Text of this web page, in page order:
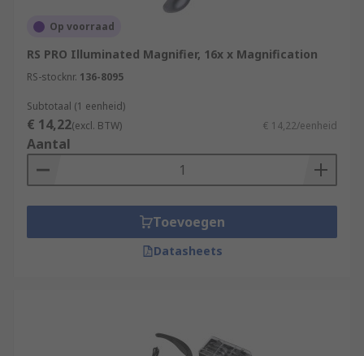
Op voorraad
RS PRO Illuminated Magnifier, 16x x Magnification
RS-stocknr. 136-8095
Subtotaal (1 eenheid)
€ 14,22(excl. BTW) € 14,22/eenheid
Aantal
Toevoegen
Datasheets